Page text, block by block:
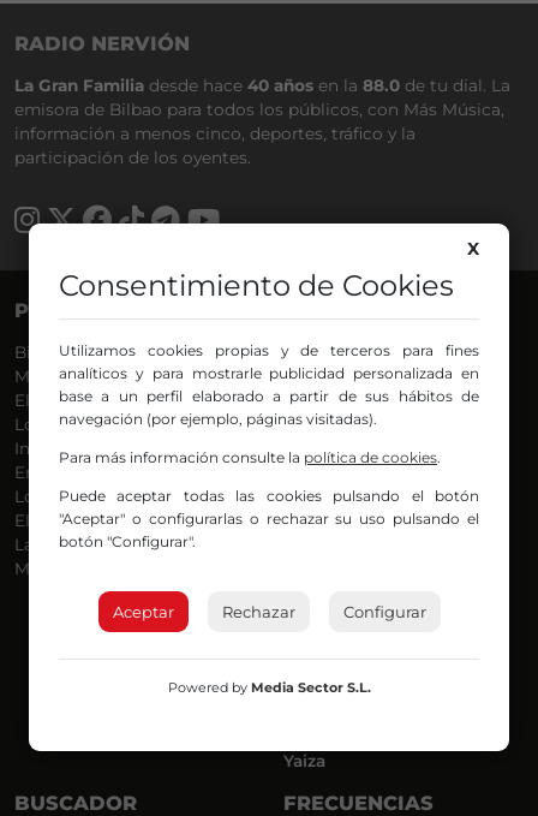
RADIO NERVIÓN
La Gran Familia desde hace 40 años en la 88.0 de tu dial. La
emisora de Bilbao para todos los públicos, con Más Música,
información a menos cinco, deportes, tráfico y la
participación de los oyentes.
PROGRAMAS
Bilbosport
Más Música
El Madrugador
Lo Más Nuevo
Informativos
En Ruta
Locos por la Música
El Supermadrugador
La Mañana de Radio Nervión
Más Madrugada
Agurtzane
Belén Ollero
Dani
Eduardo
Eva Argote
Endika
Iker
Iñigo
Joseba
Mar y Cielo
Miguel Ángel
Yaiza
BUSCADOR FRECUENCIAS
X
Consentimiento de Cookies
Utilizamos cookies propias y de terceros para fines
analíticos y para mostrarle publicidad personalizada en
base a un perfil elaborado a partir de sus hábitos de
navegación (por ejemplo, páginas visitadas).
Para más información consulte la política de cookies.
Puede aceptar todas las cookies pulsando el botón
"Aceptar" o configurarlas o rechazar su uso pulsando el
botón "Configurar".
Aceptar Rechazar Configurar
Powered by Media Sector S.L.